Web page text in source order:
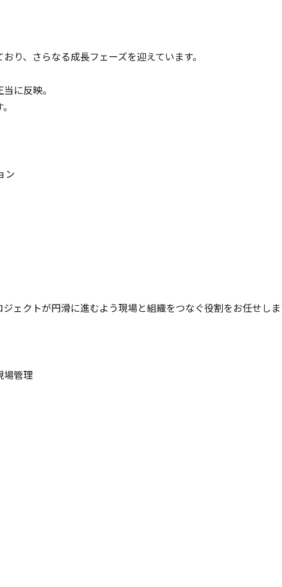
り、さらなる成長フェーズを迎えています。
に反映。
ン
ェクトが円滑に進むよう現場と組織をつなぐ役割をお任せしま
場管理